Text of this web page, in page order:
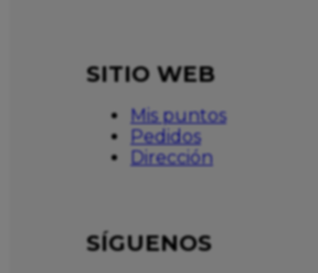
SITIO WEB
Mis puntos
Pedidos
Dirección
SÍGUENOS